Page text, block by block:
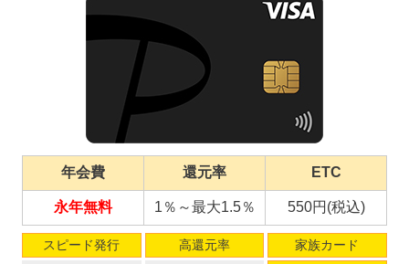
年会費 還元率 ETC
永年無料 1％～最大1.5％ 550円(税込)
スピード発行 高還元率
家族カード